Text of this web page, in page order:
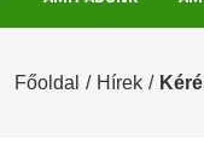
Főoldal / Hírek /